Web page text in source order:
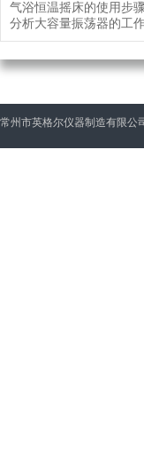
气浴恒温摇床的使用步
分析大容量振荡器的工
常州市英格尔仪器制造有限公